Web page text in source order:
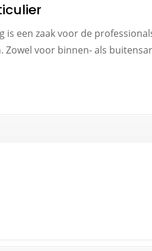
een zaak voor de
voor binnen- als